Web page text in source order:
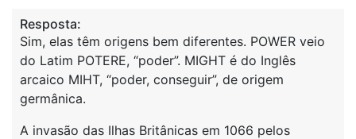
Resposta:
Sim, elas têm origens bem diferentes. POWER veio
do Latim POTERE, “poder”. MIGHT é do Inglês
arcaico MIHT, “poder, conseguir”, de origem
germânica.
A invasão das Ilhas Britânicas em 1066 pelos